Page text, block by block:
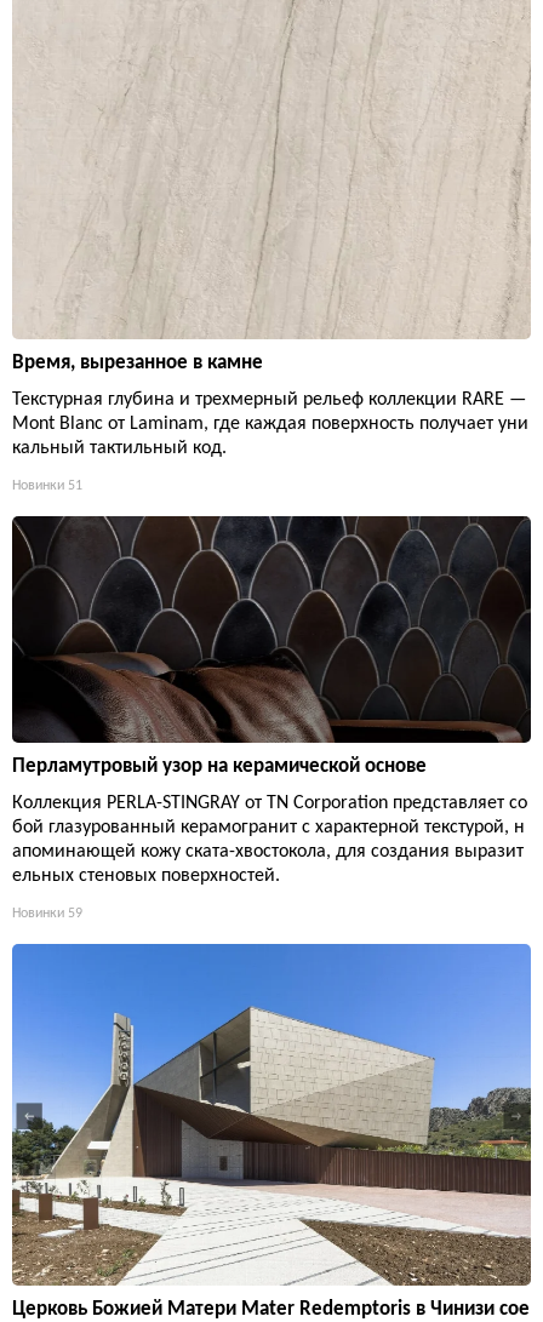
Время, вырезанное в камне
Текстурная глубина и трехмерный рельеф коллекции RARE —
Mont Blanc от Laminam, где каждая поверхность получает уни
кальный тактильный код.
Новинки 51
Перламутровый узор на керамической основе
Коллекция PERLA-STINGRAY от TN Corporation представляет со
бой глазурованный керамогранит с характерной текстурой, н
апоминающей кожу ската-хвостокола, для создания выразит
ельных стеновых поверхностей.
Новинки 59
Церковь Божией Матери Mater Redemptoris в Чинизи сое